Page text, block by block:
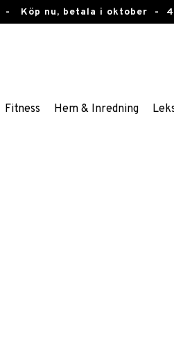
- Köp nu, betala i oktober -
Fitness Hem & Inredning